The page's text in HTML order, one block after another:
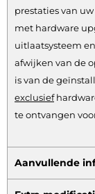
prestaties van
met hardware
uitlaatsysteem
afwijken van de
is van de
exclusief
te ontvangen
Aanvullende